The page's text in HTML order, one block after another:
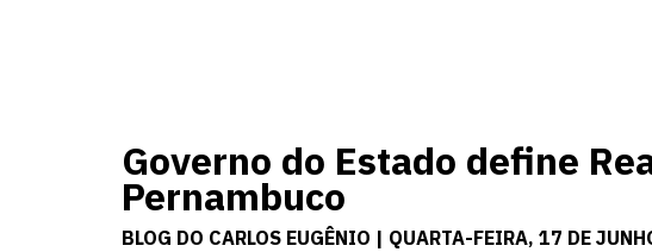
Governo do Estado define
Pernambuco
BLOG DO CARLOS EUGÊNIO | QUARTA-FEIRA, 17 DE